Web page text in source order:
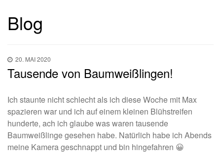
Blog
20. MAI 2020
Tausende von Baumweißlingen!
Ich staunte nicht schlecht als ich diese Woche mit Max
spazieren war und ich auf einem kleinen Blühstreifen
hunderte, ach ich glaube was waren tausende
Baumweißlinge gesehen habe. Natürlich habe ich Abends
meine Kamera geschnappt und bin hingefahren 😀